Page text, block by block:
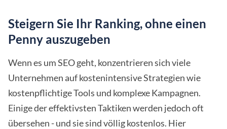
Steigern Sie Ihr Ranking, ohne einen
Penny auszugeben
Wenn es um SEO geht, konzentrieren sich viele
Unternehmen auf kostenintensive Strategien wie
kostenpflichtige Tools und komplexe Kampagnen.
Einige der effektivsten Taktiken werden jedoch oft
übersehen - und sie sind völlig kostenlos. Hier